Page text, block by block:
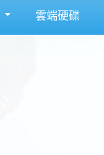
雲端硬碟